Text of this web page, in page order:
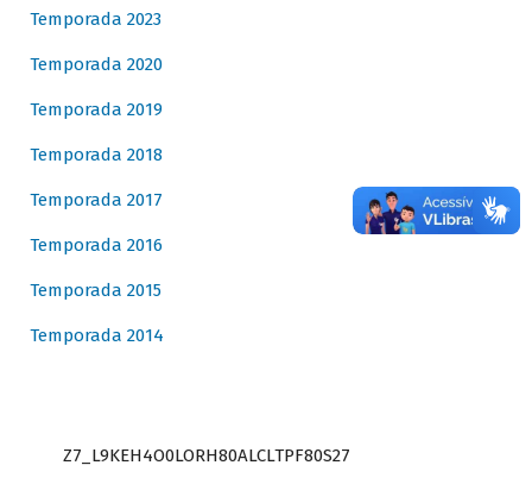
Temporada 2023
Temporada 2020
Temporada 2019
Temporada 2018
Temporada 2017
Temporada 2016
Temporada 2015
Temporada 2014
Z7_L9KEH4O0LORH80ALCLTPF80S27